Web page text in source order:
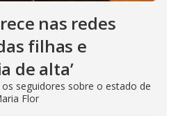
nas redes
filhas e
de alta’
os seguidores sobre o estado de
Flor